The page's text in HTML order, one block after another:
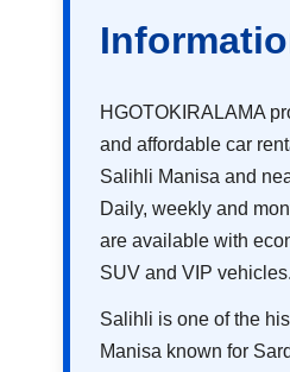
HGOTOKIRALAMA
and affordable car
Salihli Manisa and
Daily, weekly and
are available with
SUV and VIP vehicles.
Salihli is one of the
Manisa known for